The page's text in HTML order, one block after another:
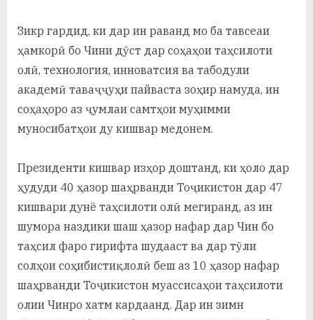
Зикр гардид, ки дар ин раванд мо ба тавсеаи
ҳамкорӣ бо Чини дӯст дар соҳаҳои таҳсилоти
олӣ, технология, инноватсия ва табодули
академӣ таваҷҷуҳи пайваста зоҳир намуда, ин
соҳаҳоро аз ҷумлаи самтҳои муҳимми
муносибатҳои ду кишвар медонем.
Президенти кишвар изҳор доштанд, ки ҳоло дар
ҳудуди 40 ҳазор шаҳрванди Тоҷикистон дар 47
кишвари дунё таҳсилоти олӣ мегиранд, аз ин
шумора наздики шаш ҳазор нафар дар Чин бо
таҳсил фаро гирифта шудааст ва дар тӯли
солҳои соҳибистиқлолӣ беш аз 10 ҳазор нафар
шаҳрванди Тоҷикистон муассисаҳои таҳсилоти
олии Чинро хатм кардаанд. Дар ин зимн